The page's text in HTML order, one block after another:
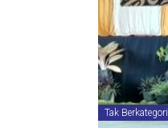
Tak Berkategori